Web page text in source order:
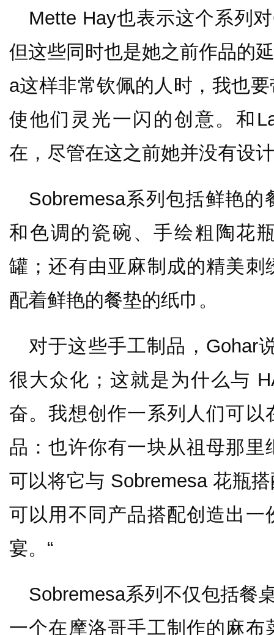
Mette Hay也表示这个系列
但这些同时也是她之前作品的
a这样非常钦佩的人时，我也
使他们灵光一闪的创意。和
在，尽管在这之前她并没有设
Sobremesa系列包括鲜艳
和色调的瓷碗、手绘粗陶花
罐；还有由亚麻制成的精美刺
配着鲜艳的餐垫的纸巾。
对于这些手工制品，Gohar
很大众化；这就是为什么与
奋。我想创作一系列人们可以
品：也许你有一块从祖母那里
可以将它与 Sobremesa 花瓶
可以用不同产品搭配创造出一
宴。“
Sobremesa系列不仅包括餐
一个在摩洛哥手工制作的麻布